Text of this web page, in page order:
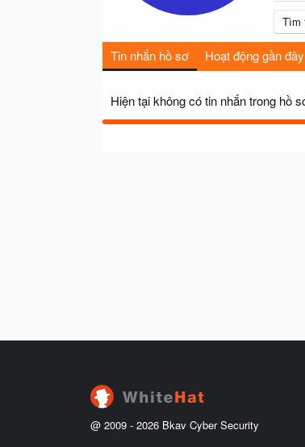
Tìm
Tin nhắn hồ sơ Hoạt động gần đây
Hiện tại không có tin nhắn trong hồ
@ 2009 - 2026 Bkav Cyber Security